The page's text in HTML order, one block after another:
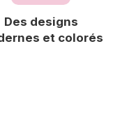
Des designs
et colorés